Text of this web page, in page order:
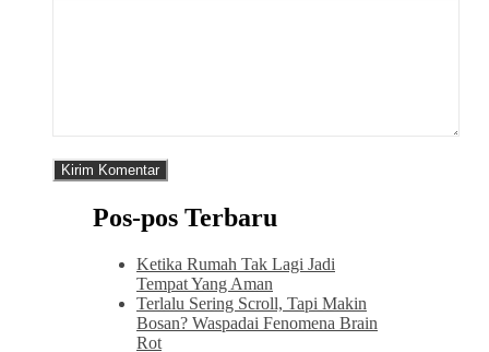
Pos-pos Terbaru
Ketika Rumah Tak Lagi Jadi
Tempat Yang Aman
Terlalu Sering Scroll, Tapi Makin
Bosan? Waspadai Fenomena Brain
Rot